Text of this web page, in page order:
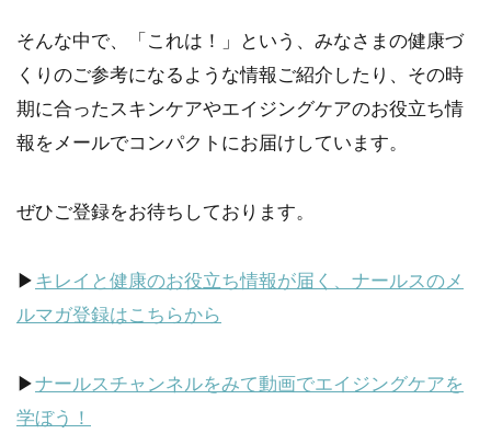
そんな中で、「これは！」という、みなさまの健康づ
くりのご参考になるような情報ご紹介したり、その時
期に合ったスキンケアやエイジングケアのお役立ち情
報をメールでコンパクトにお届けしています。
ぜひご登録をお待ちしております。
▶ キレイと健康のお役立ち情報が届く、ナールスのメ
ルマガ登録はこちらから
▶ナールスチャンネルをみて動画でエイジングケアを
学ぼう！